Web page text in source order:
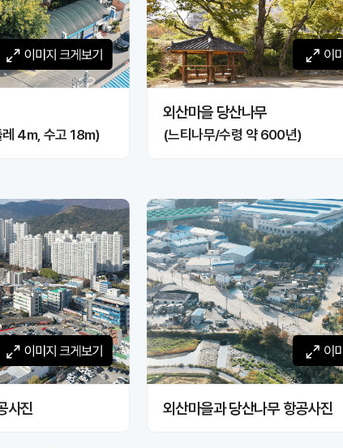
4m, 수고 18m)
외산마을 당산나무
(느티나무/수령 약 600년)
이미지 크게보기
사진 외산마을과 당산나무 항공사진
이미지 크게보기